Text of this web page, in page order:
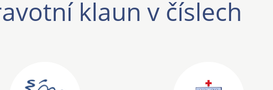
klaun v číslech